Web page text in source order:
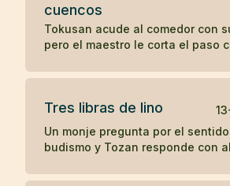
cuencos
Tokusan acude al comedor con
pero el maestro le corta el paso
comprensión. Un koan sobre
Tres libras de lino
Un monje pregunta por el
budismo y Tozan responde con
koan sobre la realidad inmediata.